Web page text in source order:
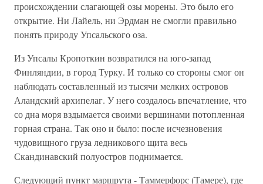
происхождении слагающей озы морены. Это было его
открытие. Ни Лайель, ни Эрдман не смогли правильно
понять природу Упсальского оза.
Из Упсалы Кропоткин возвратился на юго-запад
Финляндии, в город Турку. И только со стороны смог он
наблюдать составленный из тысячи мелких островов
Аландский архипелаг. У него создалось впечатление, что
со дна моря вздымается своими вершинами потопленная
горная страна. Так оно и было: после исчезновения
чудовищного груза ледникового щита весь
Скандинавский полуостров поднимается.
Следующий пункт маршрута - Таммерфорс (Тамере), где